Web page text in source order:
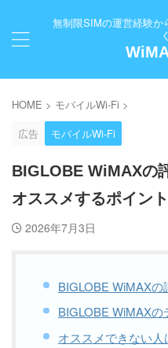
無制限SIMの運営経験か
HOME > モバイルWi-Fi >
広告
モバイルWi-Fi
BIGLOBE WiMAXの
オススメするポイン
2026年7月3日
BIGLOBE WiMAXの
BIGLOBE WiMAXの
オススメできない人